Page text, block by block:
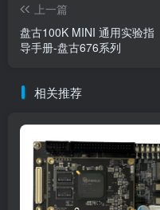
上一篇
盘古100K MINI 通用实验指
导手册-盘古676系列
相关推荐